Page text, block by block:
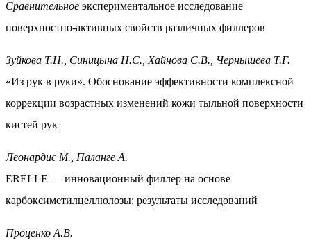
Сравнительное экспериментальное исследование
поверхностно-активных свойств различных филлеров
Зуйкова Т.Н., Синицына Н.С., Хайнова С.В., Чернышева Т.Г.
«Из рук в руки». Обоснование эффективности комплексной
коррекции возрастных изменений кожи тыльной поверхности
кистей рук
Леонардис М., Паланге А.
ERELLE — инновационный филлер на основе
карбоксиметилцеллюлозы: результаты исследований
Проценко А.В.